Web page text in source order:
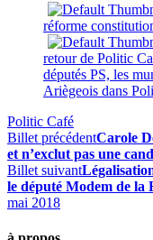
réforme
retour de Politic
députés PS, les
Ariègeois dans
Politic Café
Billet précédentCarole
et n’exclut pas une
Billet suivant
le député Modem de la
mai 2018